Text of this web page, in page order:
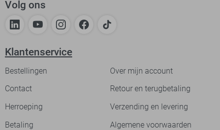
Volg ons
Klantenservice
Bestellingen
Over mijn account
Contact
Retour en terugbetaling
Herroeping
Verzending en levering
Betaling
Algemene voorwaarden